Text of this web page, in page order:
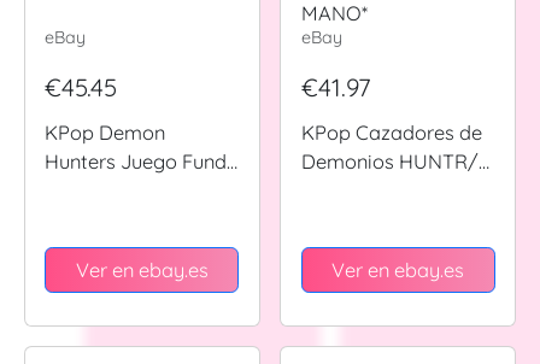
eBay
€45.45
KPop Demon
Hunters Juego Funda
Algodón 100%
Ver en ebay.es
eBay
€41.97
KPop Cazadores de
Demonios HUNTR/X
Cantante *EN MANO*
Ver en ebay.es